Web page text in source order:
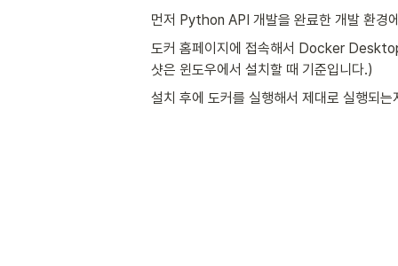
먼저 Python API 개발을 완료한 개발 환경
도커 홈페이지에 접속해서 Docker
샷은 윈도우에서 설치할 때 기준입니다.)
설치 후에 도커를 실행해서 제대로 실행되